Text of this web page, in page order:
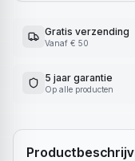
Gratis verzending
Vanaf € 50
5 jaar garantie
Op alle producten